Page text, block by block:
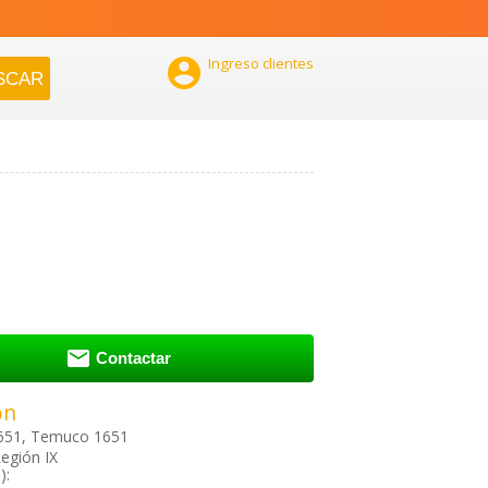
 Ingreso clientes
 Contactar
Temuco 1651
IX